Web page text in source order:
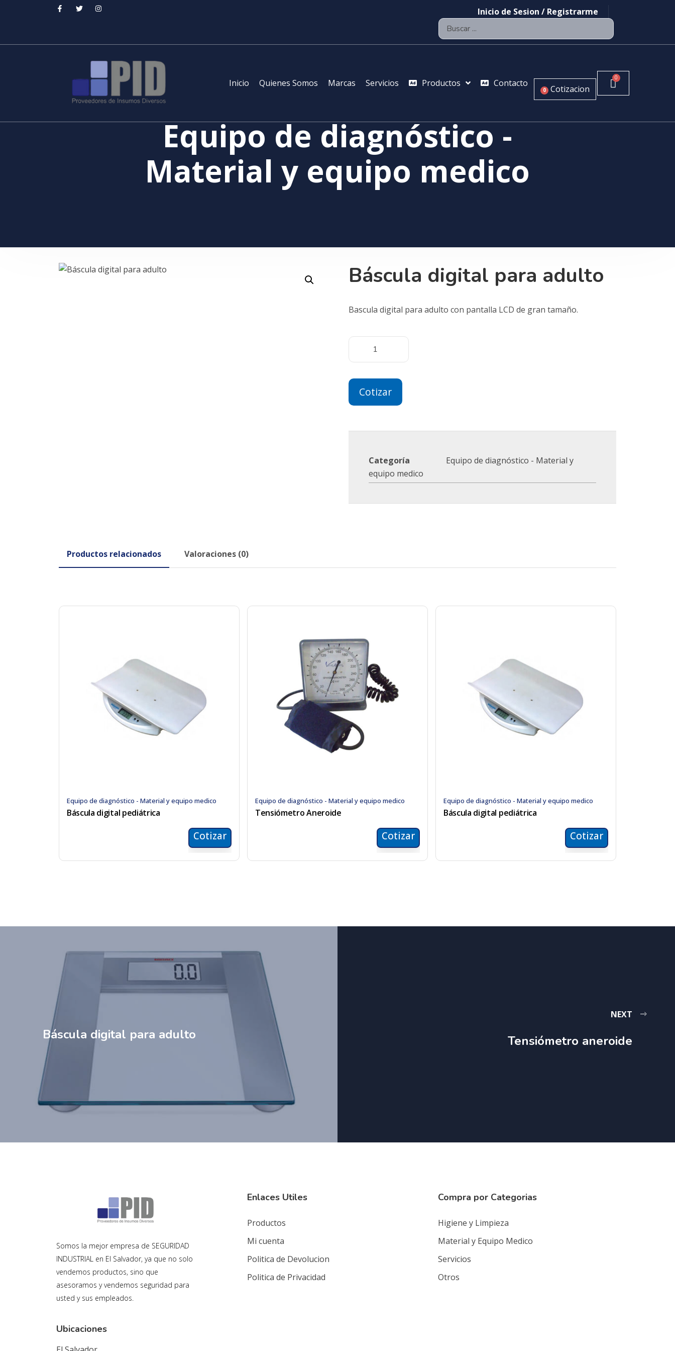
Inicio de Sesion / Registrarme
Inicio Quienes Somos Marcas Servicios Productos Contacto
0 Cotizacion
Equipo de diagnóstico -
Material y equipo medico
Báscula digital para adulto
Bascula digital para adulto con pantalla LCD de gran tamaño.
Cotizar
Categoría
Equipo de diagnóstico - Material y
equipo medico
Productos relacionados Valoraciones (0)
Equipo de diagnóstico - Material y equipo medico
Báscula digital pediátrica
Cotizar
Equipo de diagnóstico - Material y equipo medico
Tensiómetro Aneroide
Cotizar
Equipo de diagnóstico - Material y equipo medico
Báscula digital pediátrica
Cotizar
Báscula digital para adulto
NEXT
Tensiómetro aneroide
Somos la mejor empresa de SEGURIDAD
INDUSTRIAL en El Salvador, ya que no solo
vendemos productos, sino que
asesoramos y vendemos seguridad para
usted y sus empleados.
Ubicaciones
Enlaces Utiles
Productos
Mi cuenta
Politica de Devolucion
Politica de Privacidad
Compra por Categorias
Higiene y Limpieza
Material y Equipo Medico
Servicios
Otros